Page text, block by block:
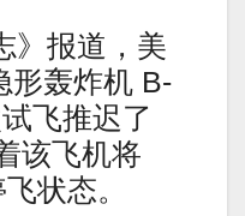
》报道，美
形轰炸机 B-
飞推迟了
该飞机将
状态。